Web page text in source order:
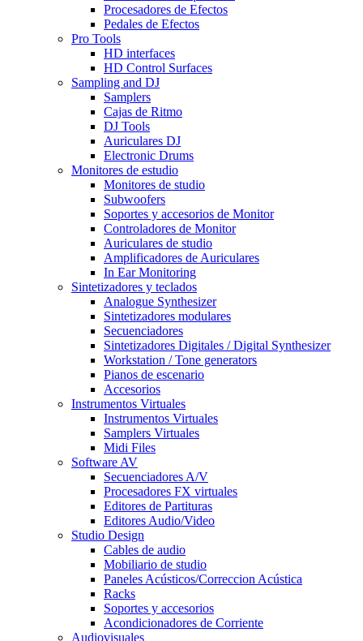
Procesadores de Efectos
Pedales de Efectos
Pro Tools
HD interfaces
HD Control Surfaces
Sampling and DJ
Samplers
Cajas de Ritmo
DJ Tools
Auriculares DJ
Electronic Drums
Monitores de estudio
Monitores de studio
Subwoofers
Soportes y accesorios de Monitor
Controladores de Monitor
Auriculares de studio
Amplificadores de Auriculares
In Ear Monitoring
Sintetizadores y teclados
Analogue Synthesizer
Sintetizadores modulares
Secuenciadores
Sintetizadores Digitales / Digital Synthesizer
Workstation / Tone generators
Pianos de escenario
Accesorios
Instrumentos Virtuales
Instrumentos Virtuales
Samplers Virtuales
Midi Files
Software AV
Secuenciadores A/V
Procesadores FX virtuales
Editores de Partituras
Editores Audio/Video
Studio Design
Cables de audio
Mobiliario de studio
Paneles Acústicos/Correccion Acústica
Racks
Soportes y accesorios
Acondicionadores de Corriente
Audiovisuales